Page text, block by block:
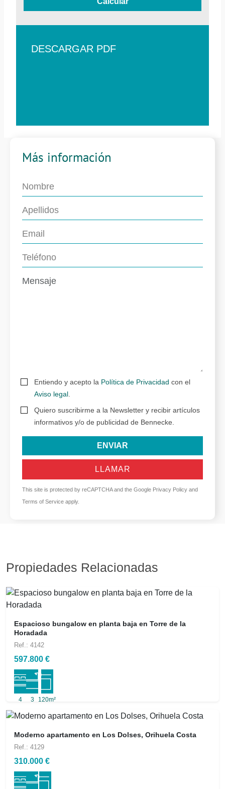
DESCARGAR PDF
Más información
Entiendo y acepto la Política de Privacidad con el
Aviso legal
Quiero suscribirme a la Newsletter y recibir artículos
informativos y/o de publicidad de Bennecke.
ENVIAR
LLAMAR
This site is protected by reCAPTCHA and the Google Privacy Policy and
Terms of Service apply.
Propiedades Relacionadas
Espacioso bungalow en planta baja en Torre de la
Horadada
Ref.: 4142
597.800 €
4 3 120m²
Moderno apartamento en Los Dolses, Orihuela Costa
Ref.: 4129
310.000 €